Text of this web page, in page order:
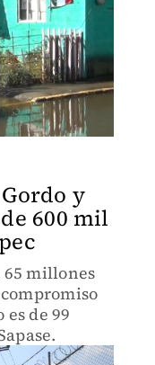
y
600 mil
65 millones
de 99